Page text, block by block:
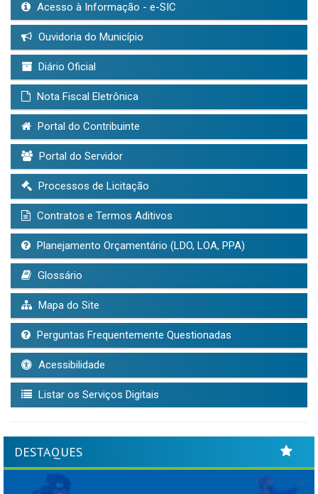
Acesso à Informação - e-SIC
Ouvidoria do Município
Diário Oficial
Nota Fiscal Eletrônica
Portal do Contribuinte
Portal do Servidor
Processos de Licitação
Contratos e Termos Aditivos
Planejamento Orçamentário (LDO, LOA, PPA)
Glossário
Mapa do Site
Perguntas Frequentemente Questionadas
Acessibilidade
Listar os Serviços Digitais
DESTAQUES